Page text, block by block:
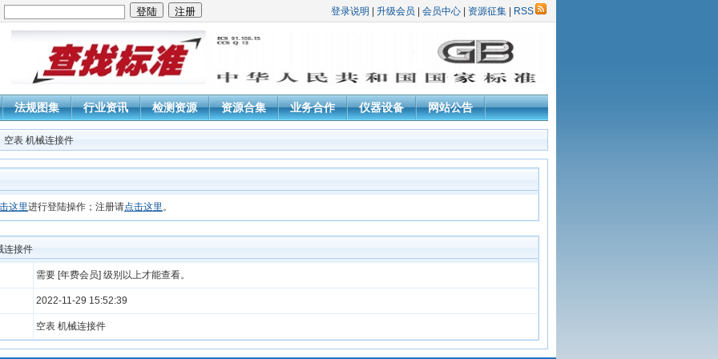
登录说明 升级会员 会员中心 资源征集 RSS
法规图集 行业资讯 检测资源 资源合集 业务合作 仪器设备 网站公告
表 机械连接件
这里进行登陆操作；注册请点击这里。
连接件
需要 [年费会员] 级别以上才能查看。
2022-11-29 15:52:39
空表 机械连接件